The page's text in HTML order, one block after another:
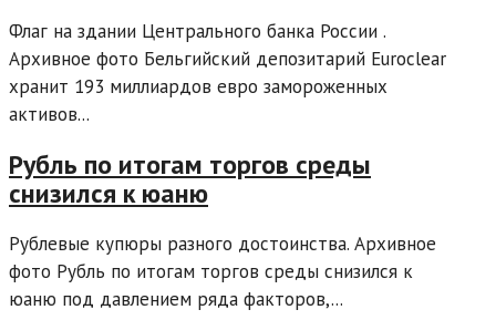
Флаг на здании Центрального банка России .
Архивное фото Бельгийский депозитарий Euroclear
хранит 193 миллиардов евро замороженных
активов...
Рубль по итогам торгов среды
снизился к юаню
Рублевые купюры разного достоинства. Архивное
фото Рубль по итогам торгов среды снизился к
юаню под давлением ряда факторов,...